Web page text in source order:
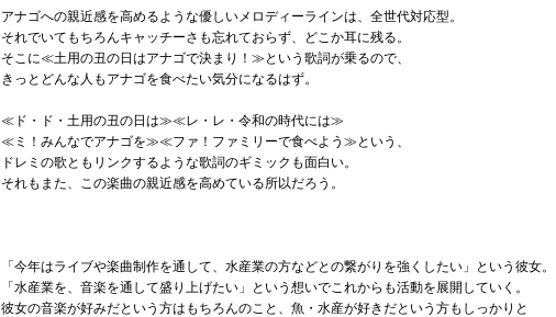
アナゴへの親近感を高めるような優しいメロディーラインは、全世代対応型。
それでいてもちろんキャッチーさも忘れておらず、どこか耳に残る。
そこに≪土用の丑の日はアナゴで決まり！≫という歌詞が乗るので、
きっとどんな人もアナゴを食べたい気分になるはず。
≪ド・ド・土用の丑の日は≫≪レ・レ・令和の時代には≫
≪ミ！みんなでアナゴを≫≪ファ！ファミリーで食べよう≫という、
ドレミの歌ともリンクするような歌詞のギミックも面白い。
それもまた、この楽曲の親近感を高めている所以だろう。
「今年はライブや楽曲制作を通して、水産業の方などとの繋がりを強くしたい」という彼女。
「水産業を、音楽を通して盛り上げたい」という想いでこれからも活動を展開していく。
彼女の音楽が好みだという方はもちろんのこと、魚・水産が好きだという方もしっかりと